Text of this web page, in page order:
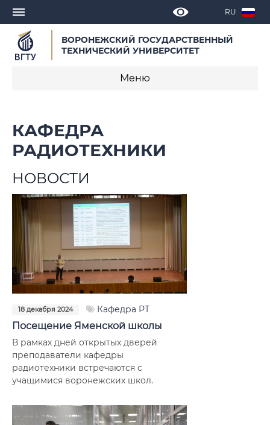
RU
ВОРОНЕЖСКИЙ ГОСУДАРСТВЕННЫЙ
ТЕХНИЧЕСКИЙ УНИВЕРСИТЕТ
Меню
Образовательные программы
Научная деятельность
Публикации сотрудников кафедры
Расписание консультаций
Документы
Фотогалерея
Преподаватели
Сотрудники
Достижения кафедры
КАФЕДРА
РАДИОТЕХНИКИ
НОВОСТИ
18 декабря 2024 Кафедра РТ
Посещение Яменской школы
В рамках дней открытых дверей
преподаватели кафедры
радиотехники встречаются с
учащимися воронежских школ.